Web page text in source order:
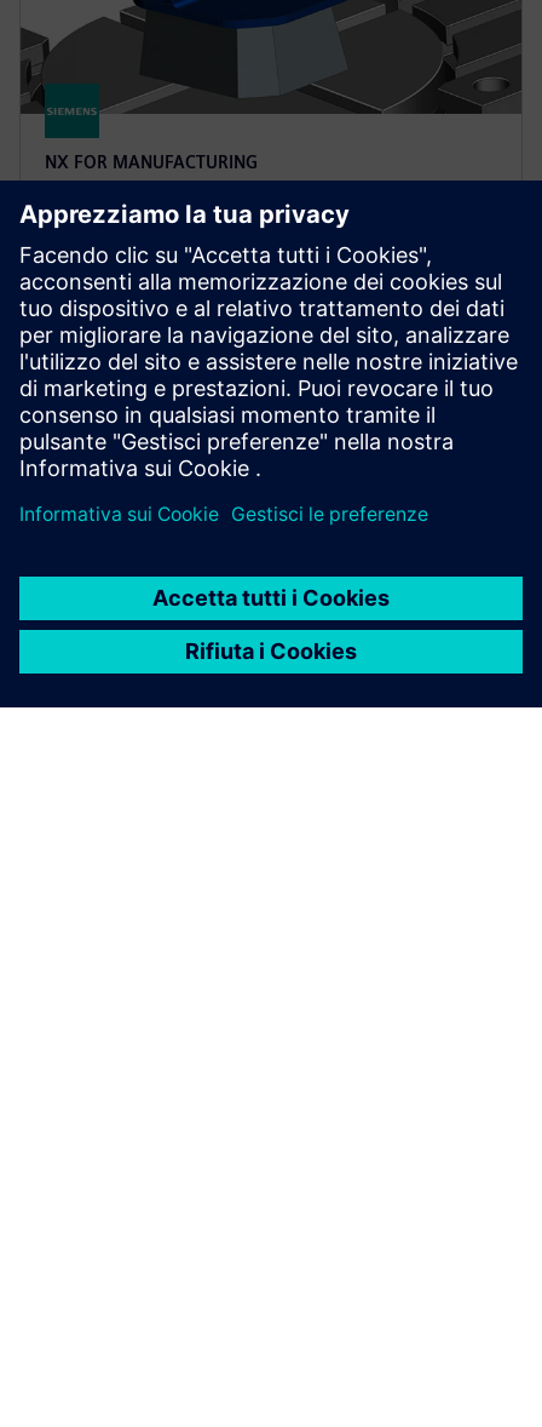
NX FOR MANUFACTURING
NX X Manufacturing CAD/CAM
Premium
Semplifica la programmazione di parti complesse con
NX X Manufacturing Premium, basato sul prodotto
Advanced, con la lavorazione multiasse basata su
tecnologie cloud.